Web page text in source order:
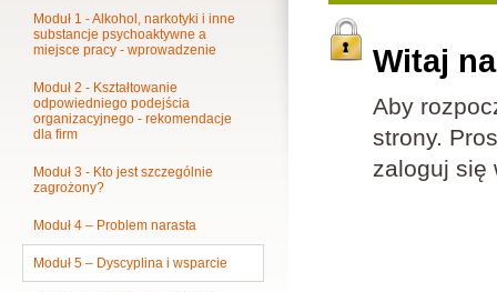
Witaj
Aby
strony.
zaloguj się
Moduł 1 - Alkohol, narkotyki i inne
substancje psychoaktywne a
miejsce pracy - wprowadzenie
Moduł 2 - Kształtowanie
odpowiedniego podejścia
organizacyjnego - rekomendacje
dla firm
Moduł 3 - Kto jest szczególnie
zagrożony?
Moduł 4 – Problem narasta
Moduł 5 – Dyscyplina i wsparcie